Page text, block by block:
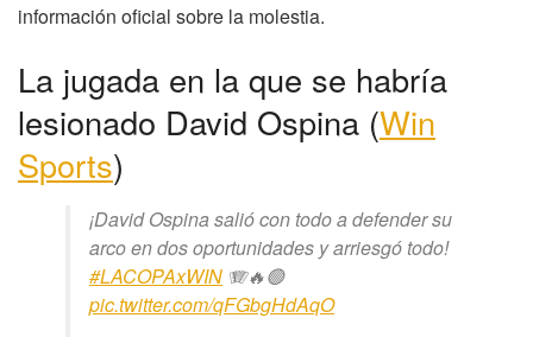
información oficial sobre la molestia.
La jugada en la que se habría
lesionado David Ospina (Win
Sports)
¡David Ospina salió con todo a defender su
arco en dos oportunidades y arriesgó todo!
#LACOPAxWIN 🪗🔥🟢
pic.twitter.com/qFGbgHdAqO